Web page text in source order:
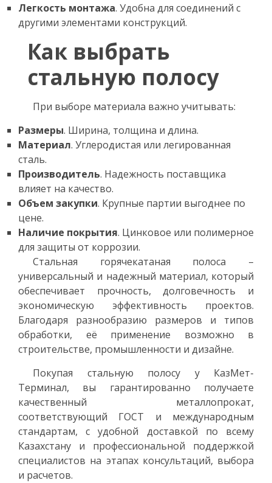
Легкость монтажа. Удобна для соединений с
другими элементами конструкций.
Как выбрать
стальную полосу
При выборе материала важно учитывать:
Размеры. Ширина, толщина и длина.
Материал. Углеродистая или легированная
сталь.
Производитель. Надежность поставщика
влияет на качество.
Объем закупки. Крупные партии выгоднее по
цене.
Наличие покрытия. Цинковое или полимерное
для защиты от коррозии.
Стальная горячекатаная полоса –
универсальный и надежный материал, который
обеспечивает прочность, долговечность и
экономическую эффективность проектов.
Благодаря разнообразию размеров и типов
обработки, её применение возможно в
строительстве, промышленности и дизайне.
Покупая стальную полосу у КазМет-
Терминал, вы гарантированно получаете
качественный металлопрокат,
соответствующий ГОСТ и международным
стандартам, с удобной доставкой по всему
Казахстану и профессиональной поддержкой
специалистов на этапах консультаций, выбора
и расчетов.